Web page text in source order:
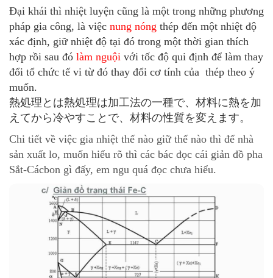
Đại khái thì nhiệt luyện cũng là một trong những phương
pháp gia công, là việc nung nóng thép đến một nhiệt độ
xác định, giữ nhiệt độ tại đó trong một thời gian thích
hợp rồi sau đó làm nguội với tốc độ qui định để làm thay
đổi tổ chức tế vi từ đó thay đổi cơ tính của thép theo ý
muốn.
熱処理とは熱処理は加工法の一種で、材料に熱を加
えてから冷やすことで、材料の性質を変えます。
Chi tiết về việc gia nhiệt thế nào giữ thế nào thì để nhà
sản xuất lo, muốn hiểu rõ thì các bác đọc cái giản đồ pha
Sắt-Cácbon gì đấy, em ngu quá đọc chưa hiểu.